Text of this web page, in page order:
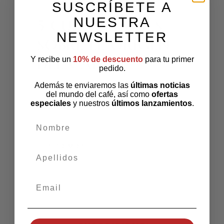
Noticias
5 CURIOSIDADES
SOBRE EL ORIGEN
DEL CAFÉ
Hemos recopilado 5 curiosidades sobre el
café que te permitirán adentrarte en todo
el universo café para conocer su origen,
variedades, consumo
SUSCRÍBETE A
NUESTRA
NEWSLETTER
Y recibe un 10% de descuentopara tu primer
pedido.
Además te enviaremos las últimas noticias
del mundo del café, así como ofertas
especialesy nuestros últimos lanzamientos.